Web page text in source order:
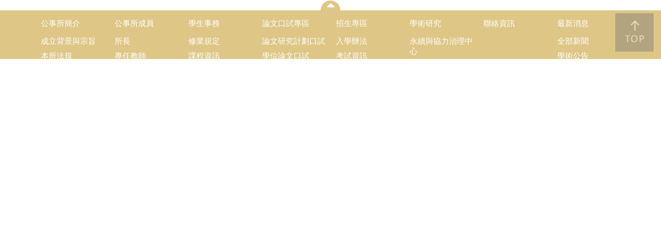
公事所簡介
成立背景與宗旨
本所法規
公事所成員
所長
專任教師
學生事務
修業規定
課程資訊
論文口試專區
論文研究計劃口試
學位論文口試
招生專區
入學辦法
考試資訊
學術研究
永續與協力治理中
心
聯絡資訊 最新消息
全部新聞
學術公告